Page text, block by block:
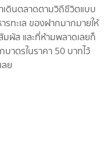
เดินตลาดตามวิถีชีวิตแบบ
รทะเล ของฝากมากมายให้
มผัส และที่ห้ามพลาดเลยก็
าตรในราคา 50 บาทไว้
ย